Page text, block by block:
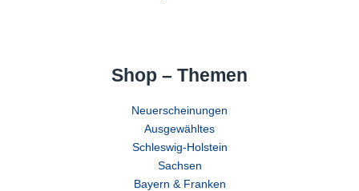
Shop – Themen
Neuerscheinungen
Ausgewähltes
Schleswig-Holstein
Sachsen
Bayern & Franken